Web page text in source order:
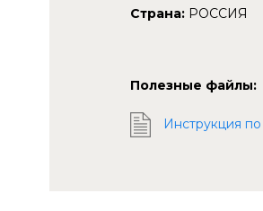
Страна: РОССИЯ
Полезные файлы:
Инструкция